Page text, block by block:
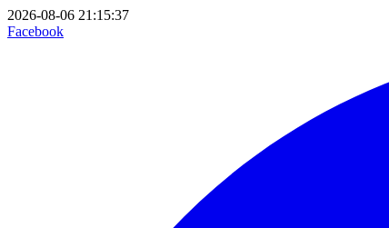
2026-08-06 21:15:37
Facebook